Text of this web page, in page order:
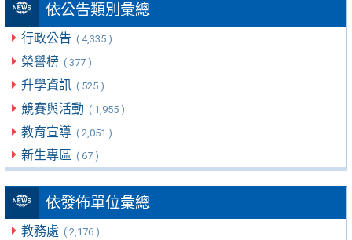
依公告類別彙總
行政公告 ( 4,335 )
榮譽榜 ( 377 )
升學資訊 ( 525 )
競賽與活動 ( 1,955 )
教育宣導 ( 2,051 )
新生專區 ( 67 )
依發佈單位彙總
教務處 ( 2,176 )